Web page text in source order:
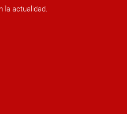
la actualidad.